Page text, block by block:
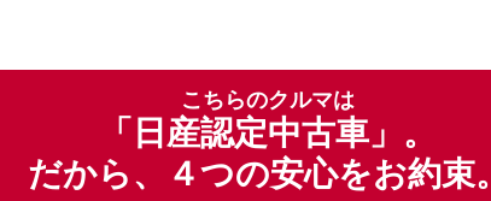
こちらのクルマは
「日産認定中古車」。
だから、４つの安心をお約束。